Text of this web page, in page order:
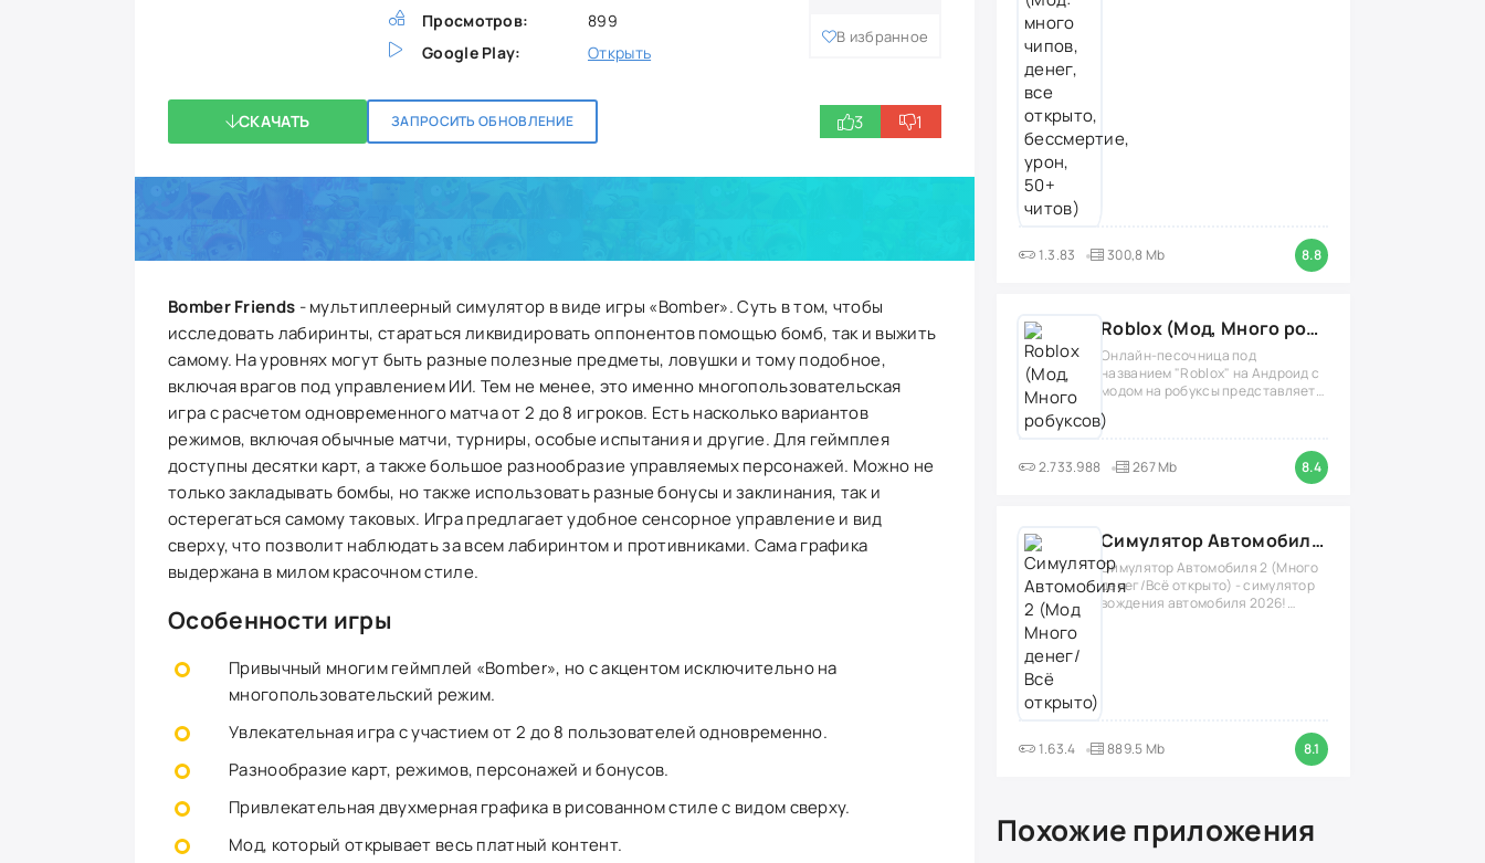
Просмотров:
899
Google Play:
Открыть
В избранное
СКАЧАТЬ ЗАПРОСИТЬ ОБНОВЛЕНИЕ 3 1
Bomber Friends - мультиплеерный симулятор в виде игры «Bomber». Суть в том, чтобы
исследовать лабиринты, стараться ликвидировать оппонентов помощью бомб, так и выжить
самому. На уровнях могут быть разные полезные предметы, ловушки и тому подобное,
включая врагов под управлением ИИ. Тем не менее, это именно многопользовательская
игра с расчетом одновременного матча от 2 до 8 игроков. Есть насколько вариантов
режимов, включая обычные матчи, турниры, особые испытания и другие. Для геймплея
доступны десятки карт, а также большое разнообразие управляемых персонажей. Можно не
только закладывать бомбы, но также использовать разные бонусы и заклинания, так и
остерегаться самому таковых. Игра предлагает удобное сенсорное управление и вид
сверху, что позволит наблюдать за всем лабиринтом и противниками. Сама графика
выдержана в милом красочном стиле.
Особенности игры
Привычный многим геймплей «Bomber», но с акцентом исключительно на
многопользовательский режим.
Увлекательная игра с участием от 2 до 8 пользователей одновременно.
Разнообразие карт, режимов, персонажей и бонусов.
Привлекательная двухмерная графика в рисованном стиле с видом сверху.
Мод, который открывает весь платный контент.
1.3.83 300,8 Mb 8.8
Roblox (Мод, Много робуксов)
Онлайн-песочница под
названием "Roblox" на Андроид с
модом на робуксы представляет
собой
2.733.988 267 Mb 8.4
Симулятор Автомобиля 2 (Мод Много денег/Всё открыто)
Симулятор Автомобиля 2 (Много
денег/Всё открыто) - симулятор
вождения автомобиля 2026!
1.63.4 889.5 Mb 8.1
Похожие приложения